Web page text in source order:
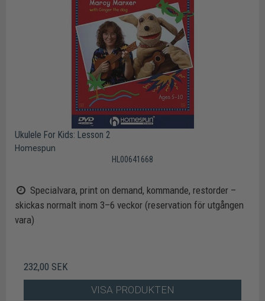
Ukulele For Kids: Lesson 2
Homespun
HL00641668
Specialvara, print on demand, kommande, restorder –
skickas normalt inom 3–6 veckor (reservation för utgången
vara)
232,00 SEK
VISA PRODUKTEN